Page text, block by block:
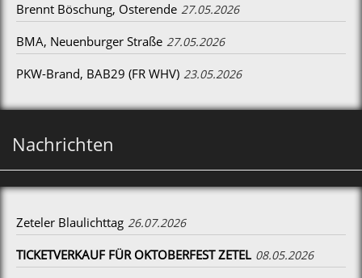
Brennt Böschung, Osterende 27.05.2026
BMA, Neuenburger Straße 27.05.2026
PKW-Brand, BAB29 (FR WHV) 23.05.2026
Nachrichten
Zeteler Blaulichttag 26.07.2026
TICKETVERKAUF FÜR OKTOBERFEST ZETEL 08.05.2026